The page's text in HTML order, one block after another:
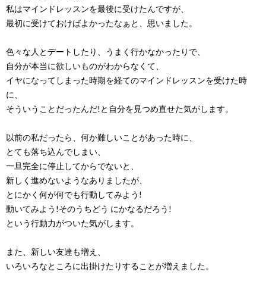
私はマインドレッスンを最後に受けたんですが、
最初に受けておけばよかったなぁと、思いました。
色々な人とデートしたり、うまく行かなかったりで、
自分が本当に欲しいものがわからなくて、
イヤになってしまった時期を経てのマインドレッスンを受けた時
に、
そういうことだったんだ!と自分を見つめ直せた気がします。
以前の私だったら、何か難しいことがあった時に、
とても落ち込んでしまい、
一旦完全に停止してからでないと、
新しく進めないようなありましたが、
とにかく何が何でも行動してみよう!
動いてみよう!そのうちどう にかなるだろう!
という行動力がついた気がします。
また、新しい友達も増え、
いろいろなところに出掛けたりすることが増えました。